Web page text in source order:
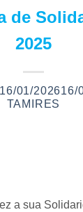
de
2025
16/01/202616/
TAMIRES
a sua